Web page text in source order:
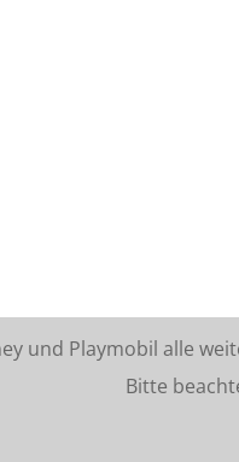
und Playmobil alle
Bitte beachten